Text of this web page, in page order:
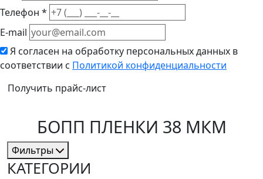
Телефон *
E-mail
Я согласен на обработку персональных данных в
соответствии с Политикой конфиденциальности
Получить прайс-лист
БОПП ПЛЕНКИ 38 МКМ
Фильтры
КАТЕГОРИИ